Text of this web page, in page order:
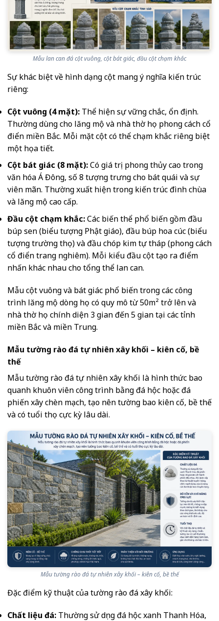
Mẫu lan can đá cột vuông, cột bát giác, đầu cột chạm khắc
Sự khác biệt về hình dạng cột mang ý nghĩa kiến trúc
riêng:
Cột vuông (4 mặt): Thể hiện sự vững chắc, ổn định.
Thường dùng cho lăng mộ và nhà thờ họ phong cách cổ
điển miền Bắc. Mỗi mặt cột có thể chạm khắc riêng biệt
một họa tiết.
Cột bát giác (8 mặt):Có giá trị phong thủy cao trong
văn hóa Á Đông, số 8 tượng trưng cho bát quái và sự
viên mãn. Thường xuất hiện trong kiến trúc đình chùa
và lăng mộ cao cấp.
Đầu cột chạm khắc:Các biến thể phổ biến gồm đầu
búp sen (biểu tượng Phật giáo), đầu búp hoa cúc (biểu
tượng trường thọ) và đầu chóp kim tự tháp (phong cách
cổ điển trang nghiêm). Mỗi kiểu đầu cột tạo ra điểm
nhấn khác nhau cho tổng thể lan can.
Mẫu cột vuông và bát giác phổ biến trong các công
trình lăng mộ dòng họ có quy mô từ 50m² trở lên và
nhà thờ họ chính diện 3 gian đến 5 gian tại các tỉnh
miền Bắc và miền Trung.
Mẫu tường rào đá tự nhiên xây khối – kiên cố, bề
thế
Mẫu tường rào đá tự nhiên xây khối là hình thức bao
quanh khuôn viên công trình bằng đá hộc hoặc đá
phiến xây chèn mạch, tạo nên tường bao kiên cố, bề thế
và có tuổi thọ cực kỳ lâu dài.
Mẫu tường rào đá tự nhiên xây khối – kiên cố, bề thế
Đặc điểm kỹ thuật của tường rào đá xây khối:
Chất liệu đá: Thường sử dụng đá hộc xanh Thanh Hóa,